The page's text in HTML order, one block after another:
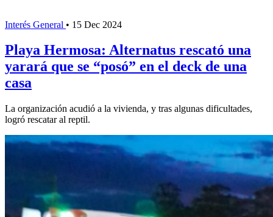
Interés General • 15 Dec 2024
Playa Hermosa: Alternatus rescató una
yarará que se “posó” en el deck de una
casa
La organización acudió a la vivienda, y tras algunas dificultades,
logró rescatar al reptil.